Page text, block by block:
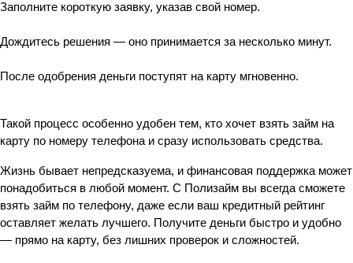
Заполните короткую заявку, указав свой номер.
Дождитесь решения — оно принимается за несколько минут.
После одобрения деньги поступят на карту мгновенно.
Такой процесс особенно удобен тем, кто хочет взять займ на
карту по номеру телефона и сразу использовать средства.
Жизнь бывает непредсказуема, и финансовая поддержка может
понадобиться в любой момент. С Полизайм вы всегда сможете
взять займ по телефону, даже если ваш кредитный рейтинг
оставляет желать лучшего. Получите деньги быстро и удобно
— прямо на карту, без лишних проверок и сложностей.